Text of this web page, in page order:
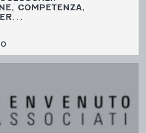
COMPETENZA,